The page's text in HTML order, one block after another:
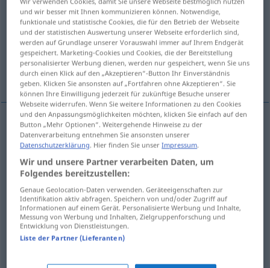
Übersicht aller Übersetzungen
(Für mehr Details die Übersetzung anklicken/antippen)
Glück, Erfolg, Schicksal, Los, Vermögen,
Geschick
Glückn fortuna
Erfolgm fortuna (≈ êxito)
Schicksaln fortuna (≈ destino)
Losn fortuna(≈ sorte)
und wir besser mit Ihnen kommunizieren können. Notwendige,
funktionale und statistische Cookies, die für den Betrieb der Webseite
und der statistischen Auswertung unserer Webseite erforderlich sind,
werden auf Grundlage unserer Vorauswahl immer auf Ihrem Endgerät
gespeichert. Marketing-Cookies und Cookies, die der Bereitstellung
personalisierter Werbung dienen, werden nur gespeichert, wenn Sie uns
durch einen Klick auf den „Akzeptieren“-Button Ihr Einverständnis
geben. Klicken Sie ansonsten auf „Fortfahren ohne Akzeptieren“. Sie
können Ihre Einwilligung jederzeit für zukünftige Besuche unserer
Webseite widerrufen. Wenn Sie weitere Informationen zu den Cookies
und den Anpassungsmöglichkeiten möchten, klicken Sie einfach auf den
Button „Mehr Optionen“. Weitergehende Hinweise zu der
Datenverarbeitung entnehmen Sie ansonsten unserer
Datenschutzerklärung . Hier finden Sie unserImpressum
Wir und unsere Partner verarbeiten Daten, um
Folgendes bereitzustellen:
Genaue Geolocation-Daten verwenden. Geräteeigenschaften zur
Identifikation aktiv abfragen. Speichern von und/oder Zugriff auf
Informationen auf einem Gerät. Personalisierte Werbung und Inhalte,
Messung von Werbung und Inhalten, Zielgruppenforschung und
Entwicklung von Dienstleistungen.
Liste der Partner (Lieferanten)